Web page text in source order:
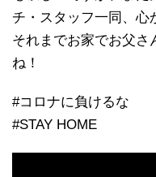
チ・スタッフ一同、心
それまでお家でお父さ
ね！
#コロナに負けるな
#STAY HOME